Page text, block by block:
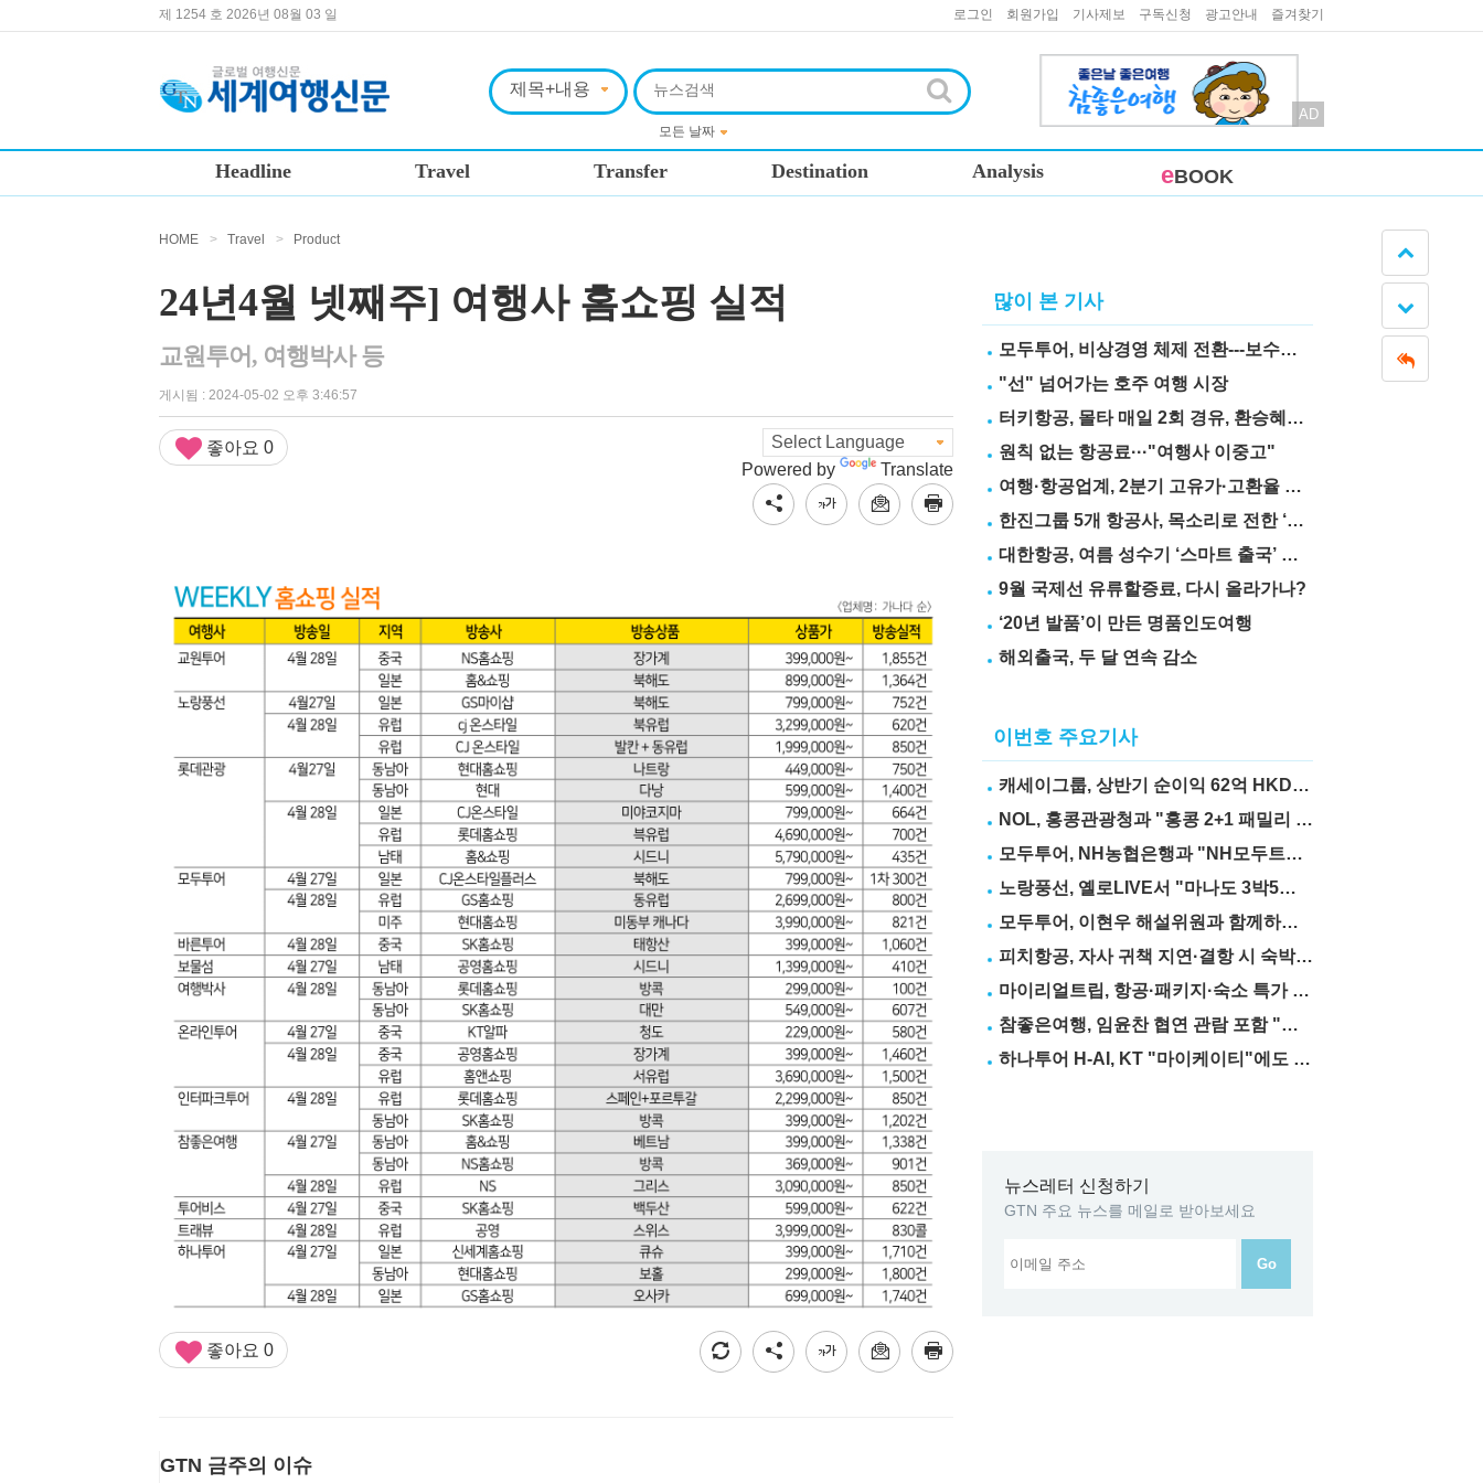
제 1254 호 2026년 08월 03 일 로그인 회원가입 기사제보 구독신청 광고안내 즐겨찾기
AD
Headline Travel Transfer Destination Analysis eBOOK
HOME > Travel > Product
24년4월 넷째주] 여행사 홈쇼핑 실적
교원투어, 여행박사 등
게시됨 : 2024-05-02 오후 3:46:57
좋아요 0
Powered by
Translate
좋아요 0
GTN 금주의 이슈
많이 본 기사
모두투어, 비상경영 체제 전환---보수도 삭감
"선" 넘어가는 호주 여행 시장
터키항공, 몰타 매일 2회 경유, 환승혜택 눈길
원칙 없는 항공료···"여행사 이중고"
여행·항공업계, 2분기 고유가·고환율 직격탄
한진그룹 5개 항공사, 목소리로 전한 ‘재능기부’
대한항공, 여름 성수기 ‘스마트 출국’ 꿀팁 3가지 공개
9월 국제선 유류할증료, 다시 올라가나?
‘20년 발품’이 만든 명품인도여행
해외출국, 두 달 연속 감소
이번호 주요기사
캐세이그룹, 상반기 순이익 62억 HKD… 전년比 67.6%↑
NOL, 홍콩관광청과 "홍콩 2+1 패밀리 프로모션" 실시
모두투어, NH농협은행과 "NH모두트래블리적금" 출시
노랑풍선, 옐로LIVE서 "마나도 3박5일" 상품 선보여
모두투어, 이현우 해설위원과 함께하는 "MLB 직관 컨셉투어" 출시
피치항공, 자사 귀책 지연·결항 시 숙박·교통비 보상제 도입
마이리얼트립, 항공·패키지·숙소 특가 릴레이
참좋은여행, 임윤찬 협연 관람 포함 "미동부·캐나다" 패키지 출시
하나투어 H-AI, KT "마이케이티"에도 탑재
뉴스레터 신청하기
GTN 주요 뉴스를 메일로 받아보세요
Go